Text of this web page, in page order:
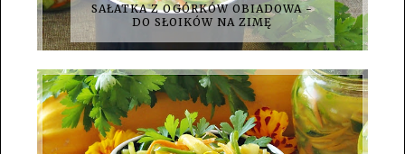
SAŁATKA Z OGÓRKÓW OBIADOWA -
DO SŁOIKÓW NA ZIMĘ